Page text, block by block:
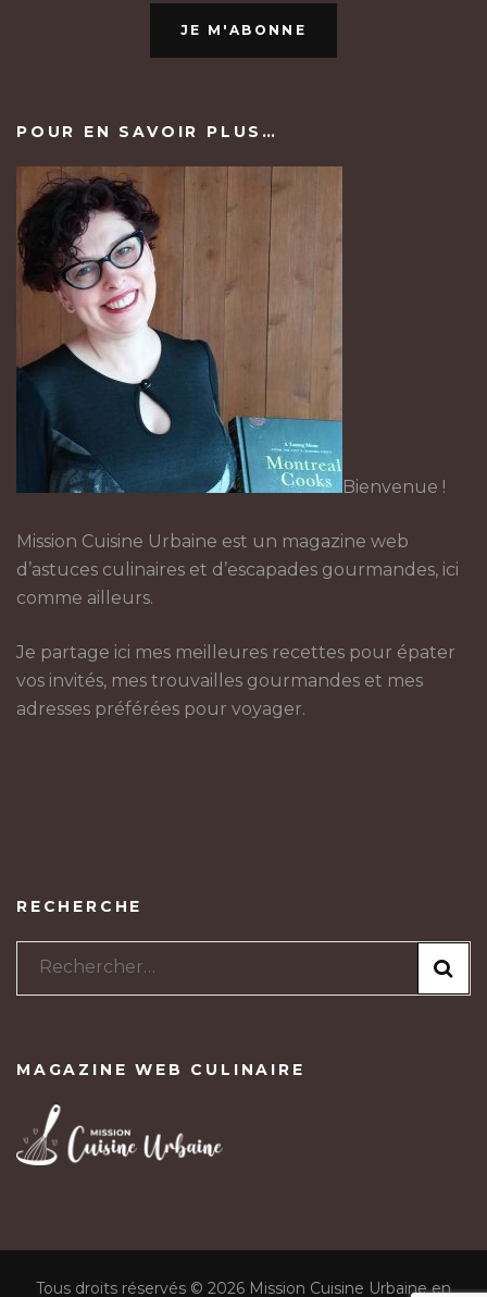
JE M'ABONNE
POUR EN SAVOIR PLUS…
Bienvenue !
Mission Cuisine Urbaine est un magazine web
d’astuces culinaires et d’escapades gourmandes, ici
comme ailleurs.
Je partage ici mes meilleures recettes pour épater
vos invités, mes trouvailles gourmandes et mes
adresses préférées pour voyager.
RECHERCHE
Rechercher :
MAGAZINE WEB CULINAIRE
Tous droits réservés © 2026 Mission Cuisine Urbaine en